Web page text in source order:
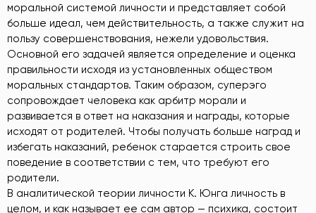
моральной системой личности и представляет собой
больше идеал, чем действительность, a также служит на
пользу совершенствования, нежели удовольствия.
Основной его задачей является определение и оценка
правильности исходя из установленных обществом
моральных стандартов. Таким образом, суперэго
сопровождает человека как арбитр морали и
развивается в ответ на наказания и награды, которые
исходят от родителей. Чтобы получать больше наград и
избегать наказаний, ребенок старается строить свое
поведение в соответствии с тем, что требуют его
родители.
В аналитической теории личности К. Юнга личность в
целом, и как называет ее сам автор — психика, состоит